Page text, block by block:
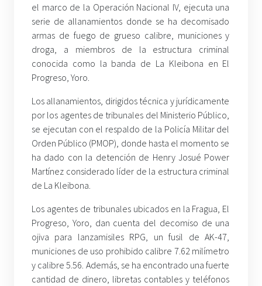
el marco de la Operación Nacional IV, ejecuta una
serie de allanamientos donde se ha decomisado
armas de fuego de grueso calibre, municiones y
droga, a miembros de la estructura criminal
conocida como la banda de La Kleibona en El
Progreso, Yoro.
Los allanamientos, dirigidos técnica y jurídicamente
por los agentes de tribunales del Ministerio Público,
se ejecutan con el respaldo de la Policía Militar del
Orden Público (PMOP), donde hasta el momento se
ha dado con la detención de Henry Josué Power
Martínez considerado líder de la estructura criminal
de La Kleibona.
Los agentes de tribunales ubicados en la Fragua, El
Progreso, Yoro, dan cuenta del decomiso de una
ojiva para lanzamisiles RPG, un fusil de AK-47,
municiones de uso prohibido calibre 7.62 milímetro
y calibre 5.56. Además, se ha encontrado una fuerte
cantidad de dinero, libretas contables y teléfonos